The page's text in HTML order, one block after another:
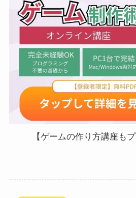
【ゲームの作り方講座も